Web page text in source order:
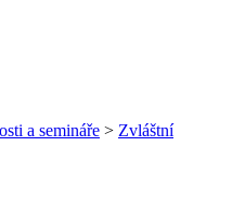
a semináře > Zvláštní